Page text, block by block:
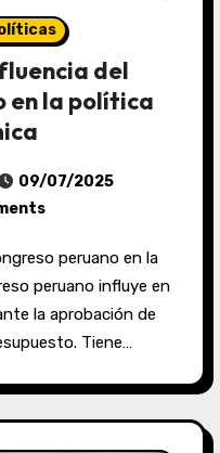
del
en la política
09/07/2025
peruano influye en
la aprobación de
Tiene…